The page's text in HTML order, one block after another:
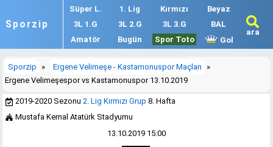
Sporzip
Süper L. 1. Lig Kırmızı
Beyaz
3L 1.G
3L 2.G 3L 3.G
BAL
Amatör
Bugün Spor Toto Gol
ara
Sporzip » Ergene Velimeşe - Kastamonuspor Maçları
»
Ergene Velimeşespor vs Kastamonuspor 13.10.2019
2019-2020 Sezonu2. Lig Kırmızı Grup 8. Hafta
Mustafa Kemal Atatürk Stadyumu
13.10.2019 15:00